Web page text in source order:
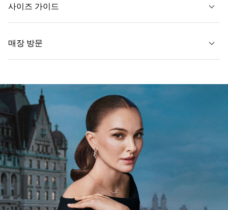
사이즈 가이드
자세히 보기
매장 방문
가까운 매장 찾기